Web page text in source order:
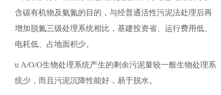
含碳有机物及氨氮的目的，与经普通活性污泥法处理后再
增加脱氮三级处理系统相比，基建投资省、运行费用低、
电耗低、占地面积少。
u A/O/O生物处理系统产生的剩余污泥量较一般生物处理系
统少，而且污泥沉降性能好，易于脱水。